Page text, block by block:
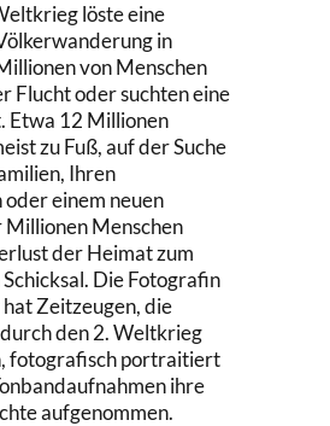
löste eine
in
von Menschen
Flucht oder suchten eine
Etwa 12 Millionen
zu Fuß, auf der Suche
Ihren
einem neuen
Millionen Menschen
der Heimat zum
Die Fotografin
Zeitzeugen, die
den 2. Weltkrieg
fotografisch portraitiert
ihre
aufgenommen.